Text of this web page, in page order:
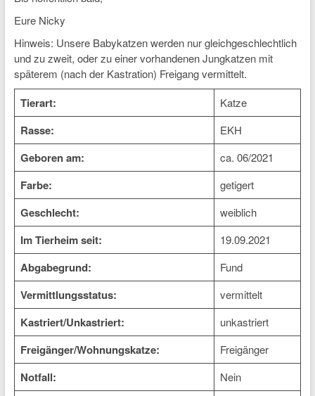
Eure Nicky
Hinweis: Unsere Babykatzen werden nur gleichgeschlechtlich
und zu zweit, oder zu einer vorhandenen Jungkatzen mit
späterem (nach der Kastration) Freigang vermittelt.
Tierart: Katze
Rasse: EKH
Geboren am: ca. 06/2021
Farbe: getigert
Geschlecht: weiblich
Im Tierheim seit: 19.09.2021
Abgabegrund: Fund
Vermittlungsstatus: vermittelt
Kastriert/Unkastriert: unkastriert
Freigänger/Wohnungskatze: Freigänger
Notfall: Nein